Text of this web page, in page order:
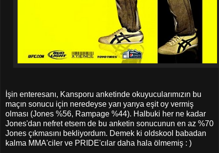
İşin enteresanı, Kansporu anketinde okuyucularımızın bu
maçın sonucu için neredeyse yarı yarıya eşit oy vermiş
olması (Jones %56, Rampage %44). Halbuki her ne kadar
Jones'dan nefret etsem de bu anketin sonucunun en az %70
Jones çıkmasını bekliyordum. Demek ki oldskool babadan
kalma MMA'ciler ve PRIDE'cılar daha hala ölmemiş : )